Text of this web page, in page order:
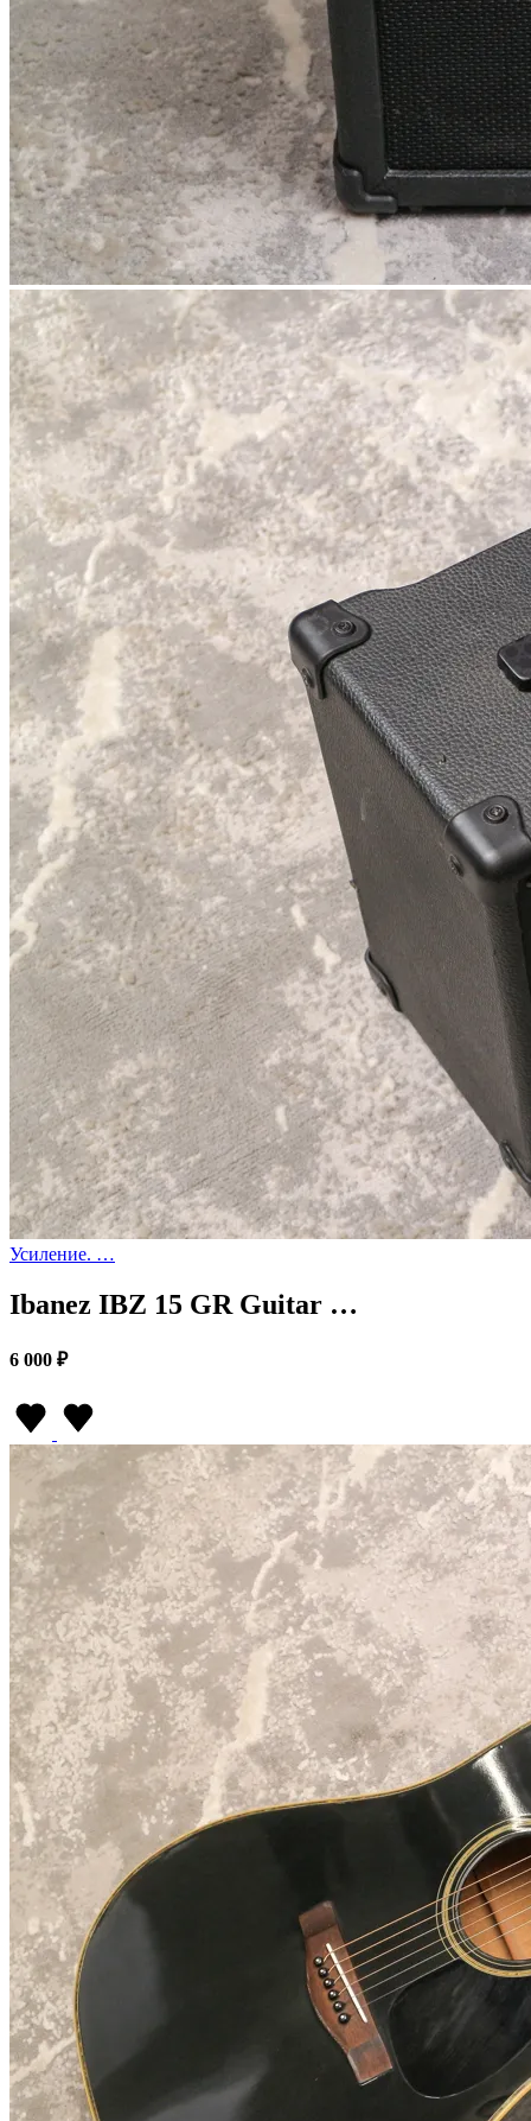
Усиление. …
Ibanez IBZ 15 GR Guitar …
6 000 ₽